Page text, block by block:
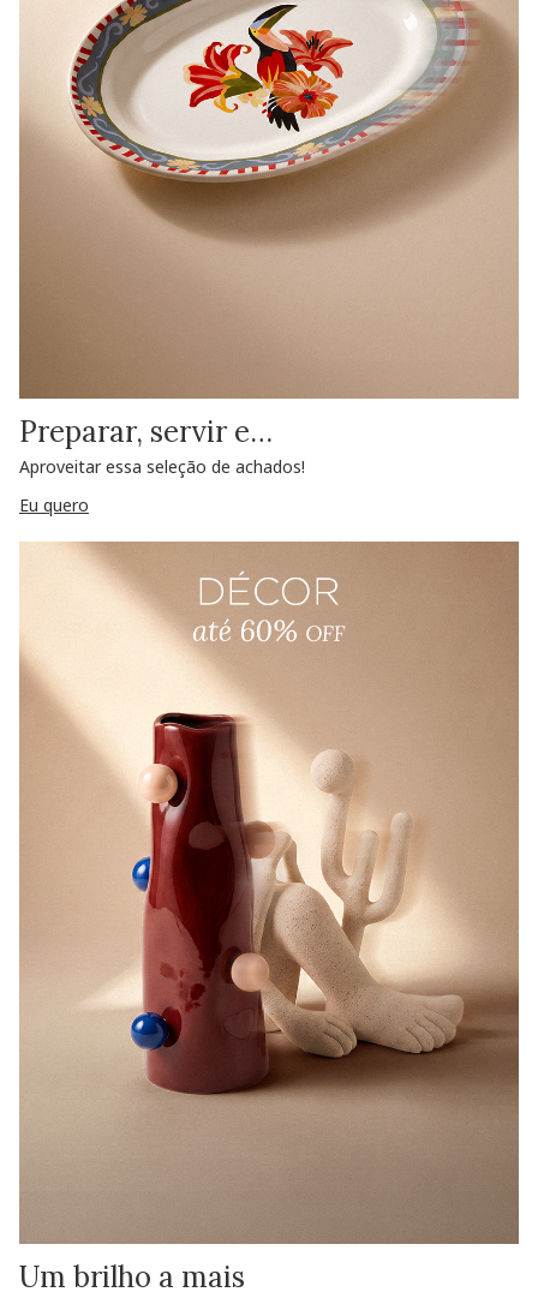
Preparar, servir e…
Aproveitar essa seleção de achados!
Eu quero
Um brilho a mais